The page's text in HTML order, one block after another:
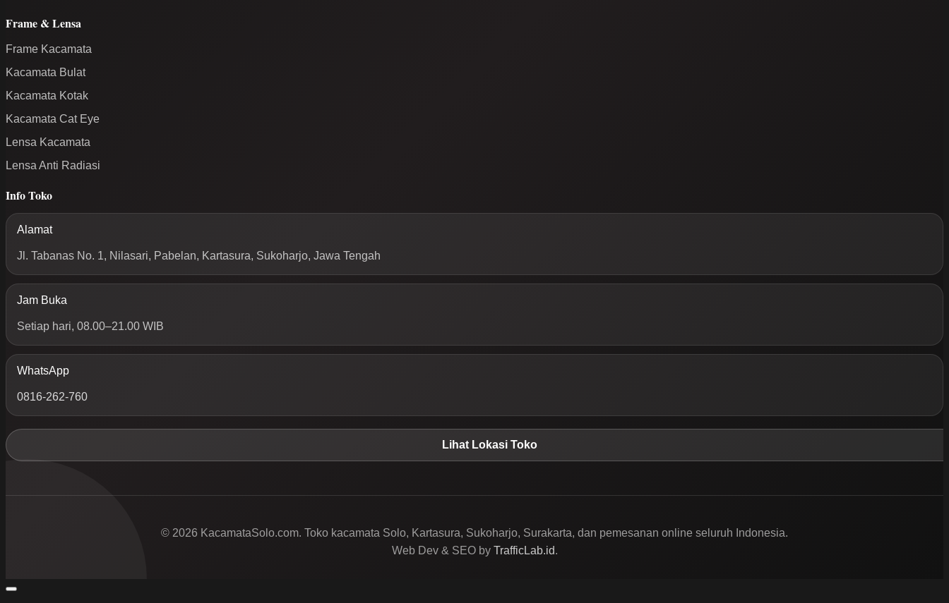
Frame & Lensa
Frame Kacamata
Kacamata Bulat
Kacamata Kotak
Kacamata Cat Eye
Lensa Kacamata
Lensa Anti Radiasi
Info Toko
Alamat
Jl. Tabanas No. 1, Nilasari, Pabelan, Kartasura, Sukoharjo, Jawa Tengah
Jam Buka
Setiap hari, 08.00–21.00 WIB
WhatsApp
0816-262-760
Lihat Lokasi Toko
© 2026 KacamataSolo.com. Toko kacamata Solo, Kartasura, Sukoharjo, Surakarta, dan pemesanan online seluruh Indonesia.
Web Dev & SEO by TrafficLab.id.